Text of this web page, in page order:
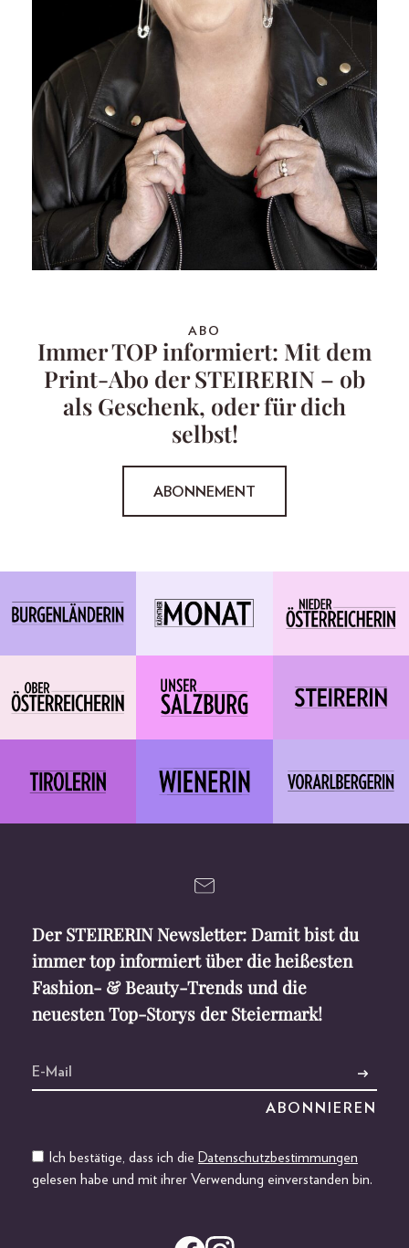
ABO
Immer TOP informiert: Mit dem
Print-Abo der STEIRERIN – ob
als Geschenk, oder für dich
selbst!
ABONNEMENT
Der STEIRERIN Newsletter: Damit bist du
immer top informiert über die heißesten
Fashion- & Beauty-Trends und die
neuesten Top-Storys der Steiermark!
Ich bestätige, dass ich die Datenschutzbestimmungen
gelesen habe und mit ihrer Verwendung einverstanden bin.